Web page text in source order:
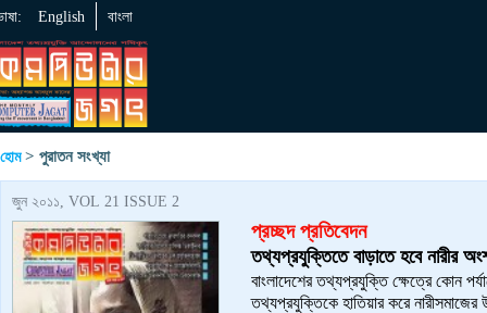
English বাংলা
হোম> পুরাতন সংখ্যা
জুন ২০১১, VOL 21 ISSUE 2
প্রচ্ছদ প্রতিবেদন
তথ্যপ্রযুক্তিতে বাড়াতে হবে নারীর
বাংলাদেশের তথ্যপ্রযুক্তি ক্ষেত্রে কোন
তথ্যপ্রযুক্তিকে হাতিয়ার করে